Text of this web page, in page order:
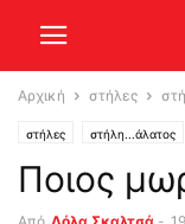
Αρχική στήλες
στήλες στήλη...άλατος
Ποιος